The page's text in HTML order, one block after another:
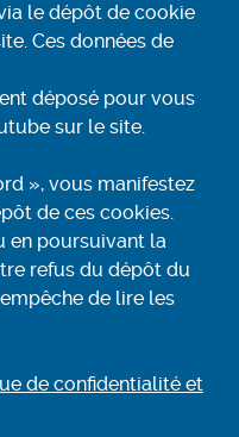
le dépôt de cookie
Ces données de
déposé pour vous
sur le site.
», vous manifestez
de ces cookies.
en poursuivant la
refus du dépôt du
de lire les
de confidentialité et
d'utilisation
conforme
par téléphone